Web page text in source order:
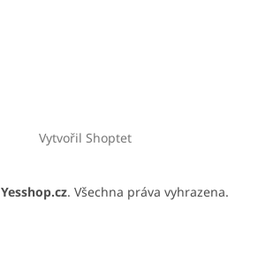
Vytvořil Shoptet
Yesshop.cz. Všechna práva vyhrazena.